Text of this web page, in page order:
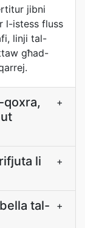
jibni
l-istess fluss
linji tal-
għad-
+
li
+
tal-
+